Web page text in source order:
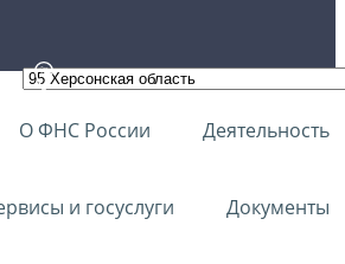
О ФНС России Деятельность
и госуслуги Документы